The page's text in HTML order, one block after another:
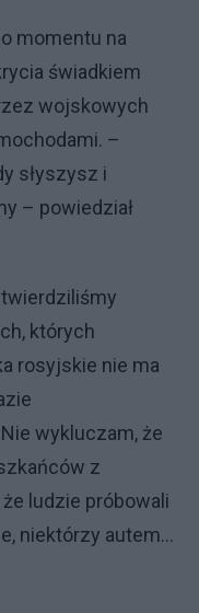
momentu na
świadkiem
wojskowych
–
słyszysz i
– powiedział
których
rosyjskie nie ma
wykluczam, że
z
ludzie próbowali
niektórzy autem...